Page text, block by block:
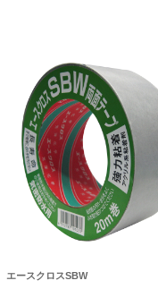
エースクロスSBW